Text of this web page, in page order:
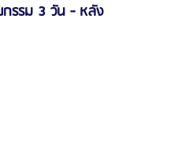
รรม 3 วัน - หลัง